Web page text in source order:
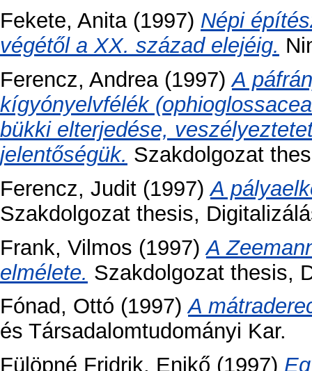
Fekete, Anita(1997) Népi
végétől a XX. század elejéig.
Ferencz, Andrea(1997)A
kígyónyelvfélék
bükki elterjedése,
jelentőségük. Szakdolgozat
Ferencz, Judit (1997)A
Szakdolgozat thesis,
Frank, Vilmos (1997)A
elmélete. Szakdolgozat thesis,
Fónad, Ottó (1997)A
és Társadalomtudományi Kar.
Fülöpné Fridrik, Enikő (1997)